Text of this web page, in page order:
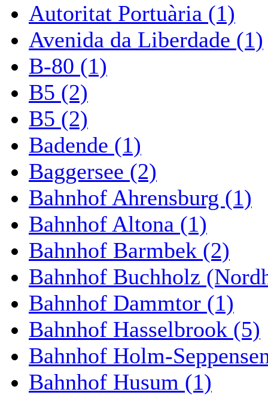
Autoritat Portuària (1)
Avenida da Liberdade (1)
B-80 (1)
B5 (2)
B5 (2)
Badende (1)
Baggersee (2)
Bahnhof Ahrensburg (1)
Bahnhof Altona (1)
Bahnhof Barmbek (2)
Bahnhof Buchholz
Bahnhof Dammtor (1)
Bahnhof Hasselbrook (5)
Bahnhof Holm-
Bahnhof Husum (1)